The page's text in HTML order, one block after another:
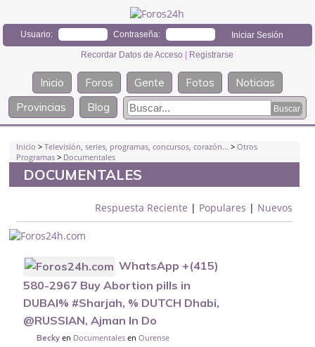
Usuario: Contraseña:
Recordar Datos de Acceso Registrarse
Inicio Foros Gente Fotos
Noticias
Provincias
Blog
Inicio >Televisión, series, programas, concursos, corazón... >Otros
Programas > Documentales
DOCUMENTALES
Respuesta Reciente | Populares | Nuevos
WhatsApp +(415)
580-2967 Buy Abortion pills in
DUBAI% #Sharjah, % DUTCH Dhabi,
@RUSSIAN, Ajman In Do
Becky en Documentales enOurense